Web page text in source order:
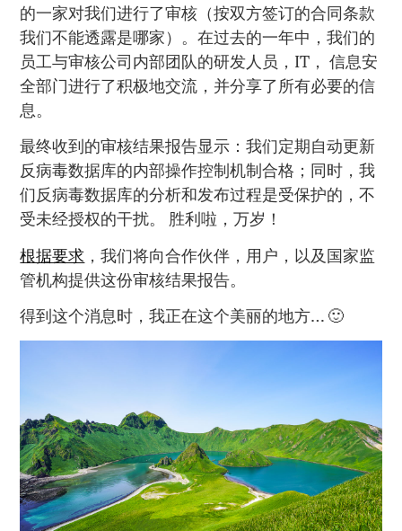
的一家对我们进行了审核（按双方签订的合同条款
我们不能透露是哪家）。在过去的一年中，我们的
员工与审核公司内部团队的研发人员，IT， 信息安
全部门进行了积极地交流，并分享了所有必要的信
息。
最终收到的审核结果报告显示：我们定期自动更新
反病毒数据库的内部操作控制机制合格；同时，我
们反病毒数据库的分析和发布过程是受保护的，不
受未经授权的干扰。 胜利啦，万岁！
根据要求 ，我们将向合作伙伴，用户，以及国家监
管机构提供这份审核结果报告。
得到这个消息时，我正在这个美丽的地方… 🙂